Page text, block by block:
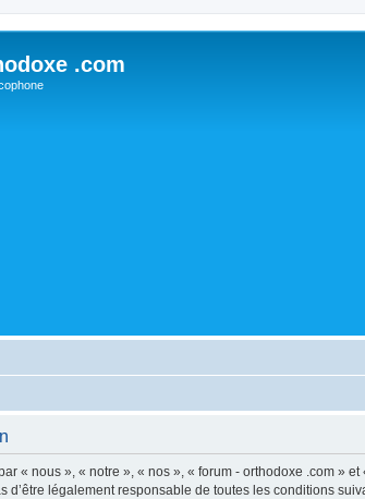
.com
« nous », « notre », « nos », « forum - orthodoxe .com »
d’être légalement responsable de toutes les conditions